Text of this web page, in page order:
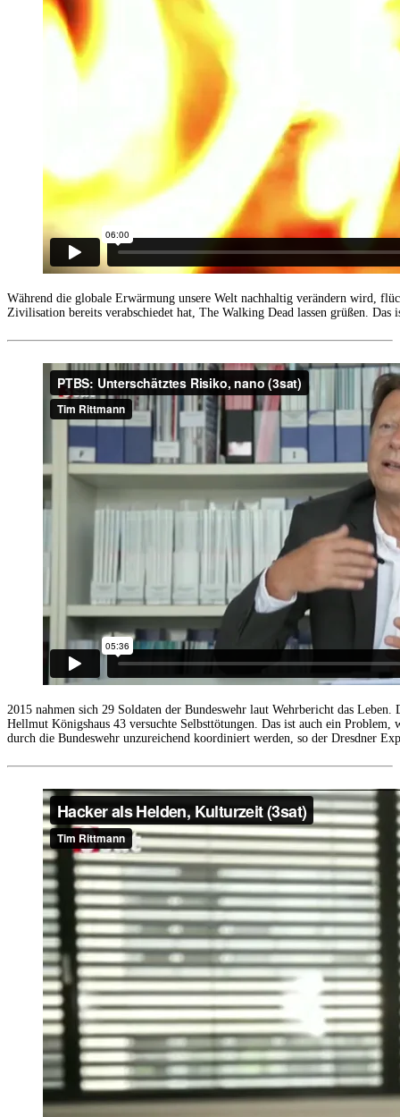
Während die globale Erwärmung unsere Welt nachhaltig verändern wird,
Zivilisation bereits verabschiedet hat, The Walking Dead lassen grüßen. Das
2015 nahmen sich 29 Soldaten der Bundeswehr laut Wehrbericht das Leben.
Hellmut Königshaus 43 versuchte Selbsttötungen. Das ist auch ein Problem,
durch die Bundeswehr unzureichend koordiniert werden, so der Dresdner